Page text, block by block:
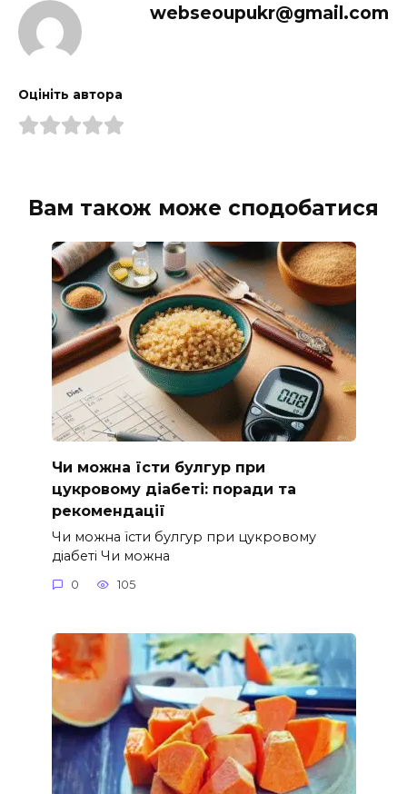
webseoupukr@gmail.com
Оцініть автора
Вам також може сподобатися
Чи можна їсти булгур при
цукровому діабеті: поради та
рекомендації
Чи можна їсти булгур при цукровому
діабеті Чи можна
0 105